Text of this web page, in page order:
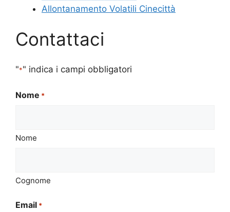
Allontanamento Volatili Cinecittà
Contattaci
"*" indica i campi obbligatori
Nome *
Nome
Cognome
Email *